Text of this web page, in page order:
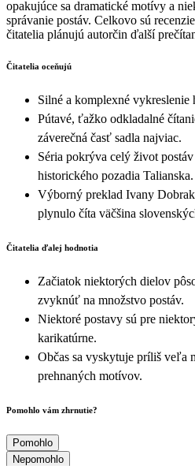
opakujúce sa dramatické motívy a
správanie postáv. Celkovo sú
čitatelia plánujú autorčin ďalší
Čitatelia oceňujú
Silné a komplexné
Pútavé, ťažko odkladalné
záverečná časť sadla najviac.
Séria pokrýva celý život
historického pozadia Talianska.
Výborný preklad Ivany
plynulo číta väčšina
Čitatelia ďalej hodnotia
Začiatok niektorých dielov
zvyknúť na množstvo postáv.
Niektoré postavy sú pre
karikatúrne.
Občas sa vyskytuje príliš veľa
prehnaných motívov.
Pomohlo vám zhrnutie?
Pomohlo
Nepomohlo